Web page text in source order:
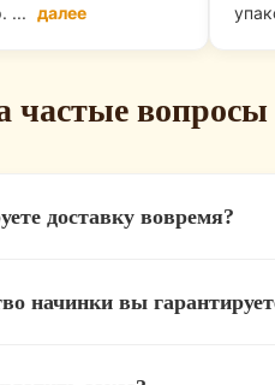
... далее
частые вопросы
доставку вовремя?
время, поэтому у нас
начинки вы